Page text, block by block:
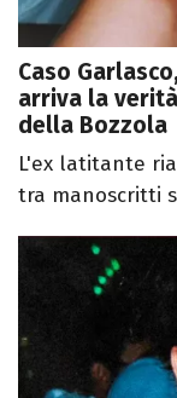
Caso
arriva la
della Bozzola
L'ex latitante
tra manoscritti